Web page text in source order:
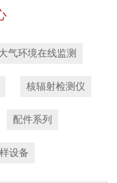
气环境在线监测
核辐射检测仪
配件系列
设备